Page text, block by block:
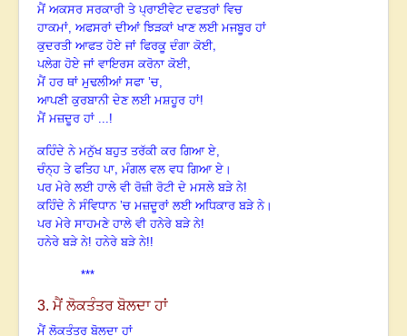
ਮੈਂ ਅਕਸਰ ਸਰਕਾਰੀ ਤੇ ਪ੍ਰਾਈਵੇਟ ਦਫਤਰਾਂ ਵਿਚ
ਹਾਕਮਾਂ, ਅਫਸਰਾਂ ਦੀਆਂ ਝਿੜਕਾਂ ਖਾਣ ਲਈ ਮਜਬੂਰ ਹਾਂ
ਕੁਦਰਤੀ ਆਫਤ ਹੋਏ ਜਾਂ ਫਿਰਕੂ ਦੰਗਾ ਕੋਈ,
ਪਲੇਗ ਹੋਏ ਜਾਂ ਵਾਇਰਸ ਕਰੋਨਾ ਕੋਈ,
ਮੈਂ ਹਰ ਥਾਂ ਮੁਢਲੀਆਂ ਸਫਾ ’ਚ,
ਆਪਣੀ ਕੁਰਬਾਨੀ ਦੇਣ ਲਈ ਮਸ਼ਹੂਰ ਹਾਂ!
ਮੈਂ ਮਜ਼ਦੂਰ ਹਾਂ ...!
ਕਹਿੰਦੇ ਨੇ ਮਨੁੱਖ ਬਹੁਤ ਤਰੱਕੀ ਕਰ ਗਿਆ ਏ,
ਚੰਨ੍ਹ ਤੇ ਫਤਿਹ ਪਾ, ਮੰਗਲ ਵਲ ਵਧ ਗਿਆ ਏ।
ਪਰ ਮੇਰੇ ਲਈ ਹਾਲੇ ਵੀ ਰੋਜ਼ੀ ਰੋਟੀ ਦੇ ਮਸਲੇ ਬੜੇ ਨੇ!
ਕਹਿੰਦੇ ਨੇ ਸੰਵਿਧਾਨ ’ਚ ਮਜ਼ਦੂਰਾਂ ਲਈ ਅਧਿਕਾਰ ਬੜੇ ਨੇ।
ਪਰ ਮੇਰੇ ਸਾਹਮਣੇ ਹਾਲੇ ਵੀ ਹਨੇਰੇ ਬੜੇ ਨੇ!
ਹਨੇਰੇ ਬੜੇ ਨੇ! ਹਨੇਰੇ ਬੜੇ ਨੇ!!
***
3. ਮੈਂ ਲੋਕਤੰਤਰ ਬੋਲਦਾ ਹਾਂ
ਮੈਂ ਲੋਕਤੰਤਰ ਬੋਲਦਾ ਹਾਂ